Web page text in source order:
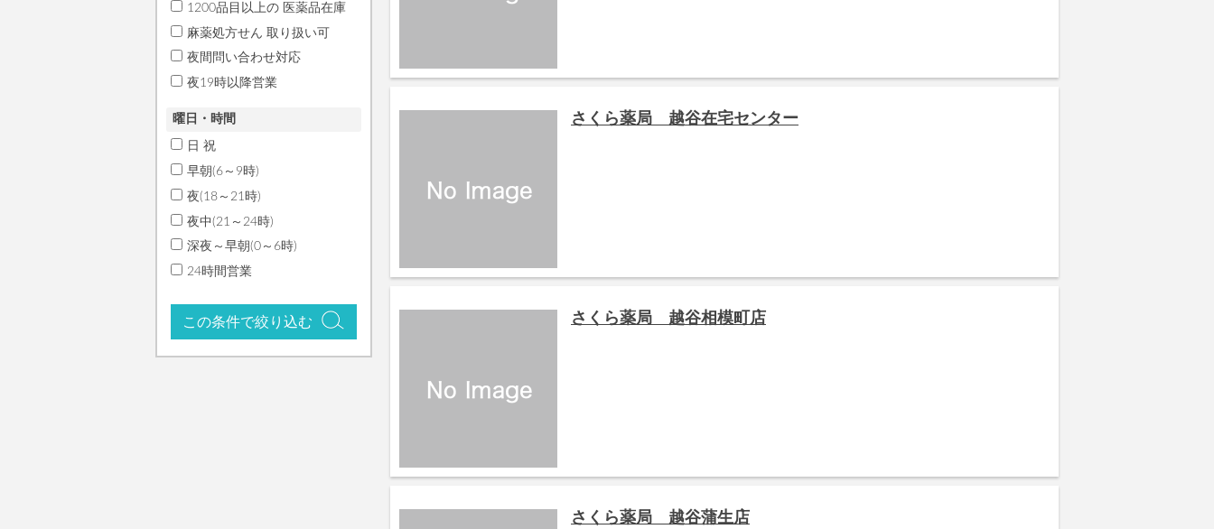
1200品目以上の 医薬品在庫
麻薬処方せん 取り扱い可
夜間問い合わせ対応
夜19時以降営業
曜日・時間
日 祝
早朝(6～9時)
夜(18～21時)
夜中(21～24時)
深夜～早朝(0～6時)
24時間営業
この条件で絞り込む
さくら薬局 越谷在宅センター
さくら薬局 越谷相模町店
さくら薬局 越谷蒲生店